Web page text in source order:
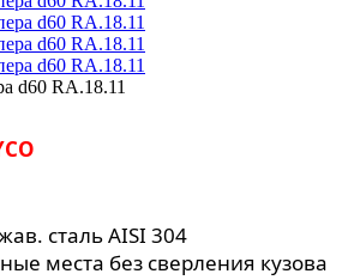
d60 RA.18.11
сталь AISI 304
места без сверления кузова